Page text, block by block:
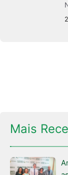
Mais